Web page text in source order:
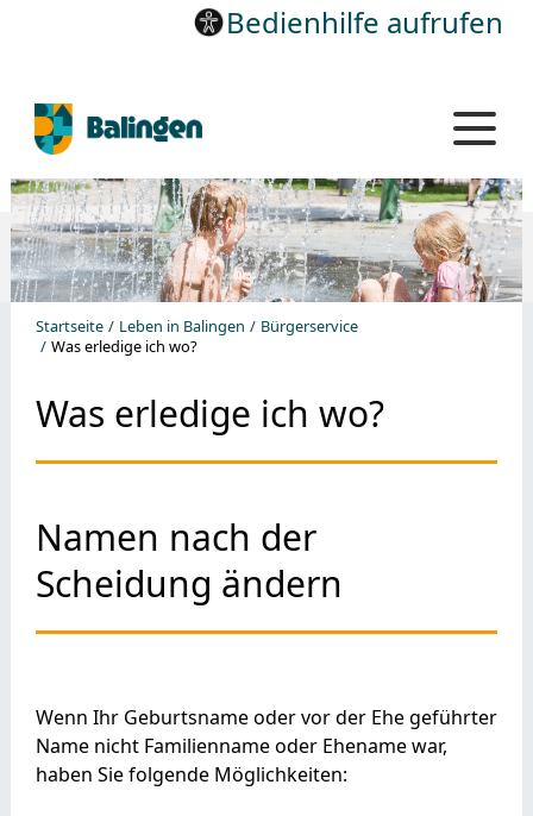
Bedienhilfe aufrufen
Startseite Leben in Balingen
Bürgerservice
Was erledige ich wo?
Was erledige ich wo?
Namen nach der
Scheidung ändern
Wenn Ihr Geburtsname oder vor der Ehe geführter
Name nicht Familienname oder Ehename war,
haben Sie folgende Möglichkeiten: